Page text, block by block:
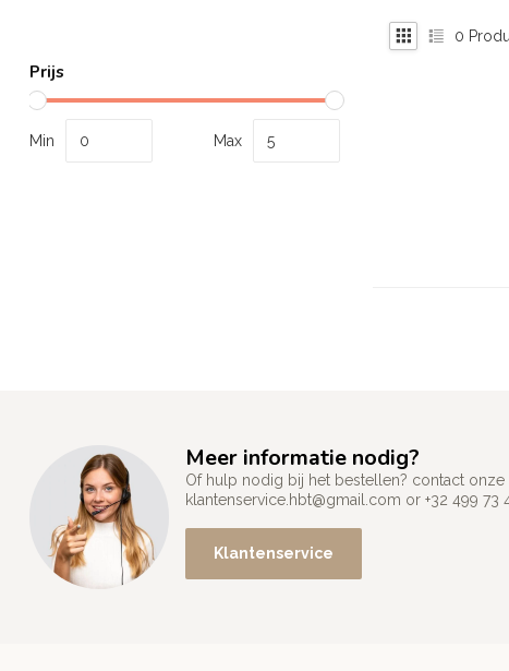
Prijs
Min Max
0
Meer informatie nodig?
Of hulp nodig bij het bestellen? contact
klantenservice.hbt@gmail.com or +32 499 73
Klantenservice